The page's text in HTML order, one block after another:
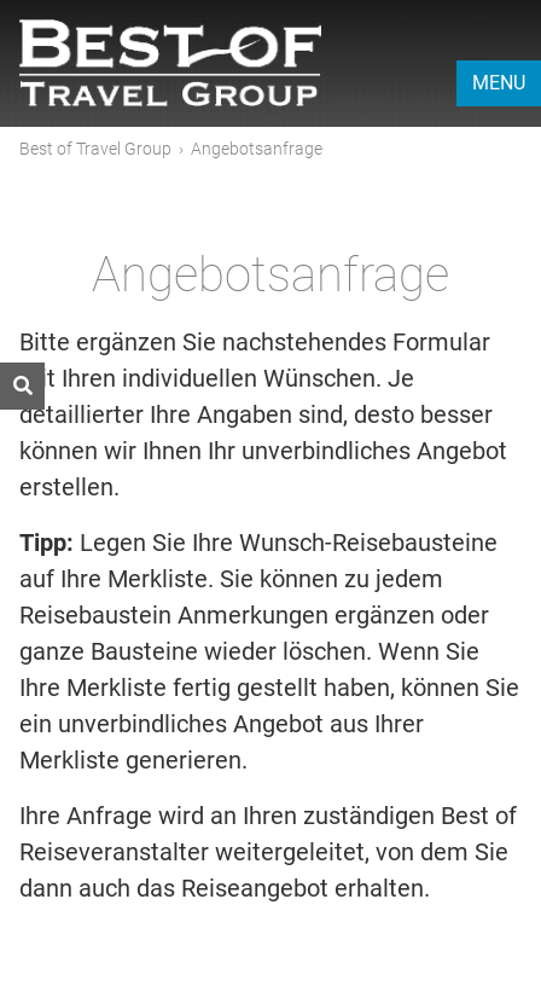
MENU
Best of Travel Group › Angebotsanfrage
Angebotsanfrage
Bitte ergänzen Sie nachstehendes Formular
mit Ihren individuellen Wünschen. Je
detaillierter Ihre Angaben sind, desto besser
können wir Ihnen Ihr unverbindliches Angebot
erstellen.
Tipp: Legen Sie Ihre Wunsch-Reisebausteine
auf Ihre Merkliste. Sie können zu jedem
Reisebaustein Anmerkungen ergänzen oder
ganze Bausteine wieder löschen. Wenn Sie
Ihre Merkliste fertig gestellt haben, können Sie
ein unverbindliches Angebot aus Ihrer
Merkliste generieren.
Ihre Anfrage wird an Ihren zuständigen Best of
Reiseveranstalter weitergeleitet, von dem Sie
dann auch das Reiseangebot erhalten.